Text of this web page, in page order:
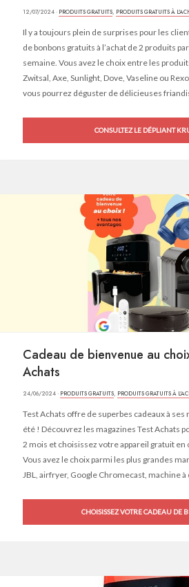
12/07/2024 · PRODUITS GRATUITS, PRODUITS GRATUITS À
Il y a toujours plein de surprises pour les
de bonbons gratuits à l’achat de 2 produits
semaine. Vous avez le choix entre les
Zwitsal, Axe, Sunlight, Dove, Vaseline ou
vous pourrez déguster de délicieuses
CONSULTEZ LE DÉPLIANT
Cadeau de bienvenue au
Achats
24/06/2024 · PRODUITS GRATUITS, PRODUITS GRATUITS À
Test Achats offre de superbes cadeaux à
été ! Découvrez les magazines Test Achats
2 mois et choisissez votre appareil gratuit en
Vous avez le choix parmi les plus grandes
JBL, airfryer, Google Chromecast, machine à
CHOISISSEZ VOTRE CADEAU DE